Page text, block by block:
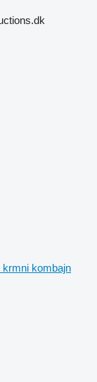
krmni kombajn